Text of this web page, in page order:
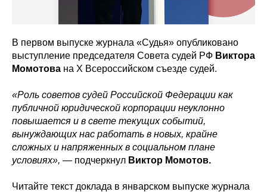
В первом выпуске журнала «Судья» опубликовано
выступление председателя Совета судей РФ Виктора
Момотова на Х Всероссийском съезде судей.
«Роль советов судей Российской Федерации как
публичной юридической корпорации неуклонно
повышается и в свете текущих событий,
вынуждающих нас работать в новых, крайне
сложных и напряженных в социальном плане
условиях», — подчеркнул Виктор Момотов.
Читайте текст доклада в январском выпуске журнала